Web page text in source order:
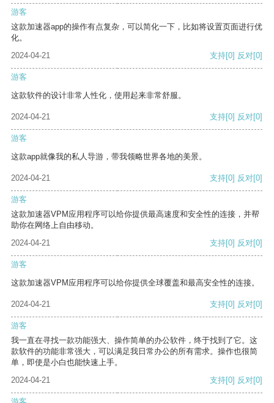
游客
这款加速器app的操作有点复杂，可以简化一下，比如将设置页面进行优
化。
2024-04-21
支持[0] 反对[0]
游客
这款软件的设计非常人性化，使用起来非常舒服。
2024-04-21 支持[0] 反对[0]
游客
这款app就像我的私人导游，带我领略世界各地的美景。
2024-04-21 支持[0] 反对[0]
游客
这款加速器VPM应用程序可以给你提供最高速度和安全性的连接，并帮
助你在网络上自由移动。
2024-04-21
支持[0] 反对[0]
游客
这款加速器VPM应用程序可以给你提供全球覆盖和最高安全性的连接。
2024-04-21 支持[0] 反对[0]
游客
我一直在寻找一款功能强大、操作简单的办公软件，终于找到了它。这
款软件的功能非常强大，可以满足我日常办公的所有需求。操作也很简
单，即使是小白也能快速上手。
2024-04-21
支持[0] 反对[0]